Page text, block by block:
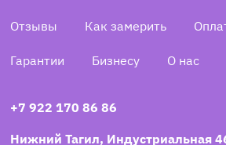
Отзывы Как замерить
Гарантии Бизнесу О нас
+7 922 170 86 86
Нижний Тагил, Индустриальная